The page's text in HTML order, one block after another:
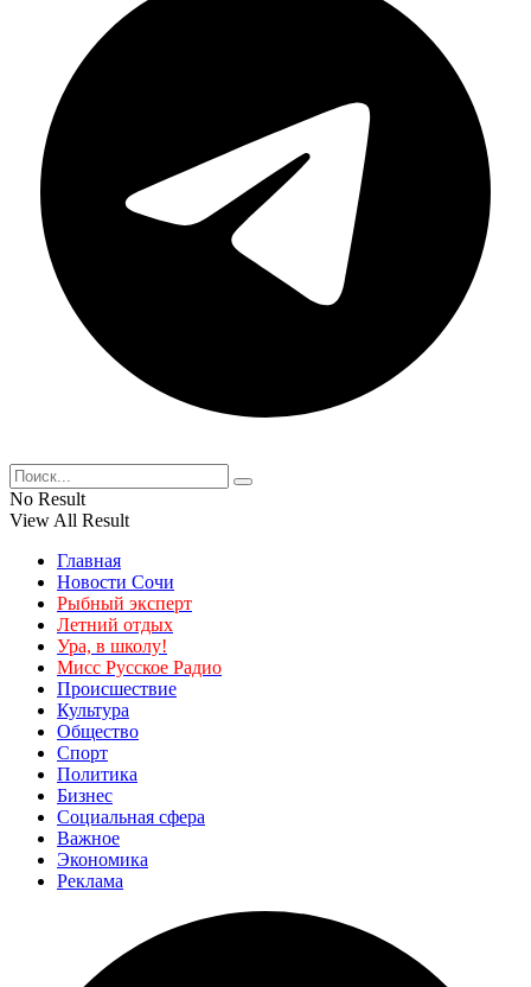
No Result
View All Result
Главная
Новости Сочи
Рыбный эксперт
Летний отдых
Ура, в школу!
Мисс Русское Радио
Происшествие
Культура
Общество
Спорт
Политика
Бизнес
Социальная сфера
Важное
Экономика
Реклама